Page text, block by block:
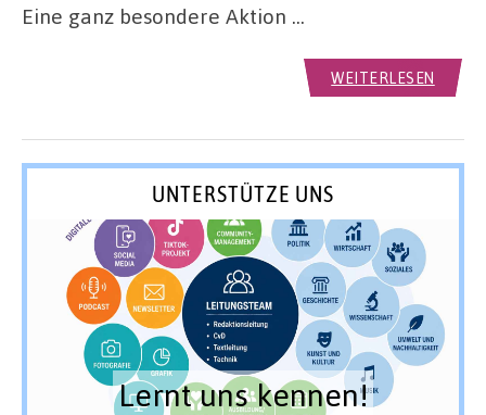
Eine ganz besondere Aktion …
WEITERLESEN
UNTERSTÜTZE UNS
Lernt uns kennen!